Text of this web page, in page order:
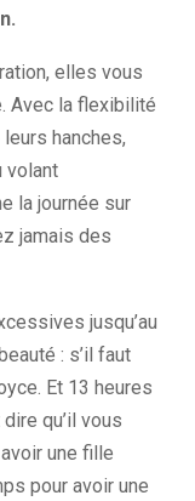
elles vous
Avec la flexibilité
hanches,
volant
la journée sur
jamais des
jusqu’au
: s’il faut
Et 13 heures
qu’il vous
une fille
pour avoir une